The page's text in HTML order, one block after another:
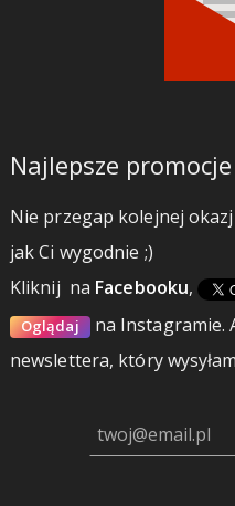
Najlepsze
Nie przegap kolejnej
jak Ci wygodnie ;)
Kliknij na Facebooku,
Oglądaj na Instagramie.
newslettera, który